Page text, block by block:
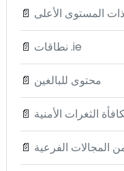
📄 المستوى الأعلى
📄 نطاقات .ie
📄 محتوى للبالغين
📄 الثغرات الأمنية
📄 المجالات الفرعية